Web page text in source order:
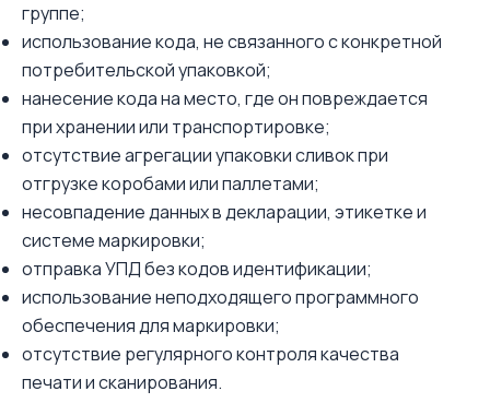
группе;
использование кода, не связанного с конкретной
потребительской упаковкой;
нанесение кода на место, где он повреждается
при хранении или транспортировке;
отсутствие агрегации упаковки сливок при
отгрузке коробами или паллетами;
несовпадение данных в декларации, этикетке и
системе маркировки;
отправка УПД без кодов идентификации;
использование неподходящего программного
обеспечения для маркировки;
отсутствие регулярного контроля качества
печати и сканирования.